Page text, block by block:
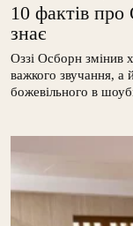
10 фактів про
знає
Оззі Осборн змінив
важкого звучання,
божевільного в